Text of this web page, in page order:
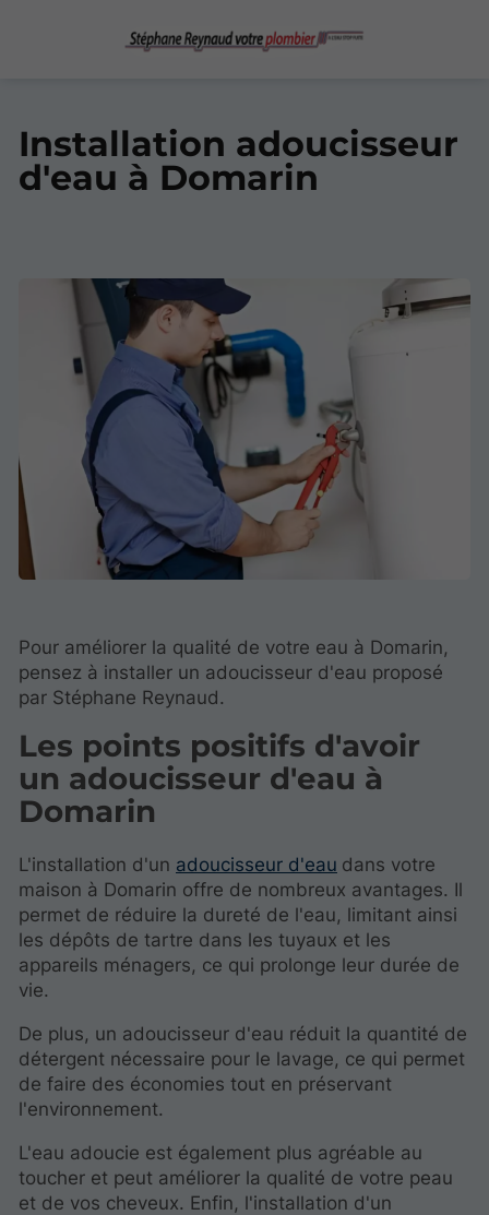
Installation adoucisseur
d'eau à Domarin
Pour améliorer la qualité de votre eau à Domarin,
pensez à installer un adoucisseur d'eau proposé
par Stéphane Reynaud.
Les points positifs d'avoir
un adoucisseur d'eau à
Domarin
L'installation d'un adoucisseur d'eau dans votre
maison à Domarin offre de nombreux avantages. Il
permet de réduire la dureté de l'eau, limitant ainsi
les dépôts de tartre dans les tuyaux et les
appareils ménagers, ce qui prolonge leur durée de
vie.
De plus, un adoucisseur d'eau réduit la quantité de
détergent nécessaire pour le lavage, ce qui permet
de faire des économies tout en préservant
l'environnement.
L'eau adoucie est également plus agréable au
toucher et peut améliorer la qualité de votre peau
et de vos cheveux. Enfin, l'installation d'un